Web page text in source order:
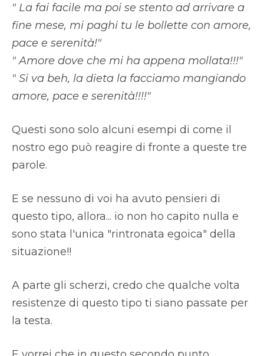
" La fai facile ma poi se stento ad arrivare a
fine mese, mi paghi tu le bollette con amore,
pace e serenità!"
" Amore dove che mi ha appena mollata!!!"
" Si va beh, la dieta la facciamo mangiando
amore, pace e serenità!!!!"
Questi sono solo alcuni esempi di come il
nostro ego può reagire di fronte a queste tre
parole.
E se nessuno di voi ha avuto pensieri di
questo tipo, allora... io non ho capito nulla e
sono stata l'unica "rintronata egoica" della
situazione!!
A parte gli scherzi, credo che qualche volta
resistenze di questo tipo ti siano passate per
la testa.